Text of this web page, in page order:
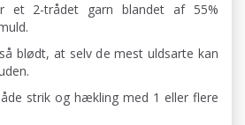
et 2-trådet garn blandet af 55%
blødt, at selv de mest uldsarte kan
strik og hækling med 1 eller flere